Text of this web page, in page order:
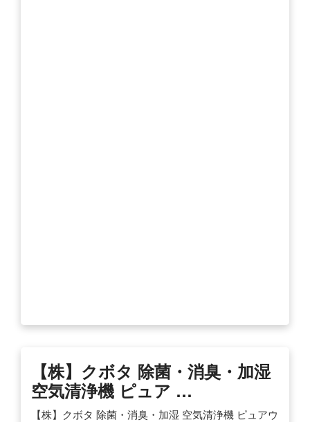
【株】クボタ 除菌・消臭・加湿
空気清浄機 ピュア …
【株】クボタ 除菌・消臭・加湿 空気清浄機 ピュアウ